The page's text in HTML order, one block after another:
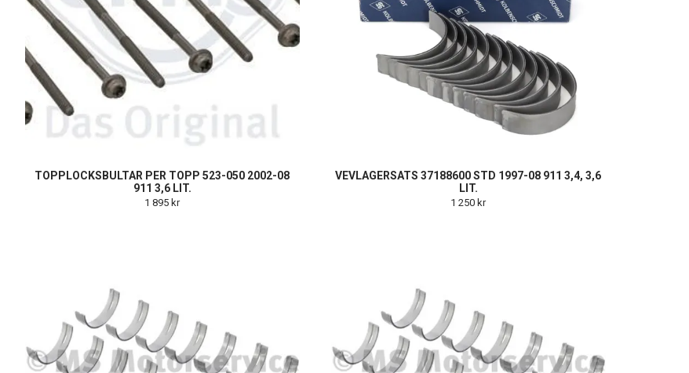
TOPPLOCKSBULTAR PER TOPP 523-050 2002-08
911 3,6 LIT.
1 895 kr
VEVLAGERSATS 37188600 STD 1997-08 911 3,4, 3,6
LIT.
1 250 kr